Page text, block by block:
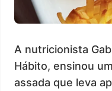
A nutricionista
Hábito, ensinou
assada que leva